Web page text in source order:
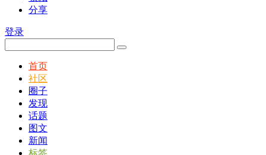
分享
登录
首页
社区
圈子
发现
话题
图文
新闻
标签